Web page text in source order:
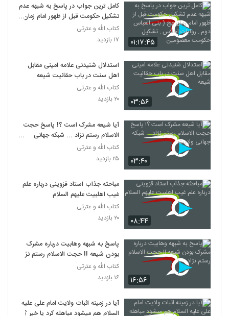
۰۱:۱۷:۴۵
کامل ترین جواب در پاسخ به شبهه عدم
تشکیل حکومت قبل از ظهور امام زمان
عج ( بنی العباس دوم . روایات احلاس
. تشکیل حکومت معصومین
کتاب الله و عترتی
۱۷ بازدید
۰۳:۵۶
استدلال شنیدنی علامه امینی مقابل
اهل سنت در باب حقانیت شیعه
کتاب الله و عترتی
۲۰ بازدید
۰۳:۴۰
آیا شیعه مشرک است ؟! پاسخ حجت
الاسلام رستم نژاد ... شبکه جهانی
ولایت
کتاب الله و عترتی
۲۵ بازدید
۰۸:۴۴
مباحثه جذاب استاد قزوینی درباره علم
غیب اهلبیت علیهم السلام
کتاب الله و عترتی
۲۰ بازدید
۱۶:۵۶
پاسخ به شبهه وهابیت درباره مشرک
بودن شیعه !! حجت الاسلام رستم نژاد
کتاب الله و عترتی
۱۶ بازدید
آیا در زمینه اثبات ولایت امام علی علیه
السلام هم میشود مباهله کرد یا خیر ؟